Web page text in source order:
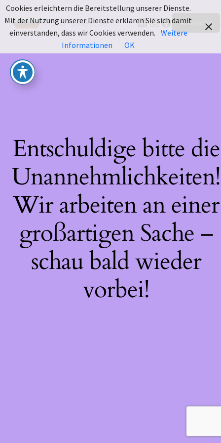
Motu-sales.de LinkedIn
Instagram
Facebook
Anmelden
Entschuldige bitte die
Unannehmlichkeiten!
Wir arbeiten an einer
großartigen Sache –
schau bald wieder
vorbei!
Cookies erleichtern die Bereitstellung unserer Dienste.
Mit der Nutzung unserer Dienste erklären Sie sich damit
einverstanden, dass wir Cookies verwenden. Weitere
Informationen
OK